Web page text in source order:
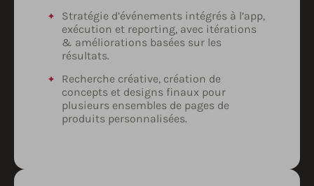
Stratégie d’événements intégrés à l’app,
exécution et reporting, avec itérations
& améliorations basées sur les
résultats.
Recherche créative, création de
concepts et designs finaux pour
plusieurs ensembles de pages de
produits personnalisées.